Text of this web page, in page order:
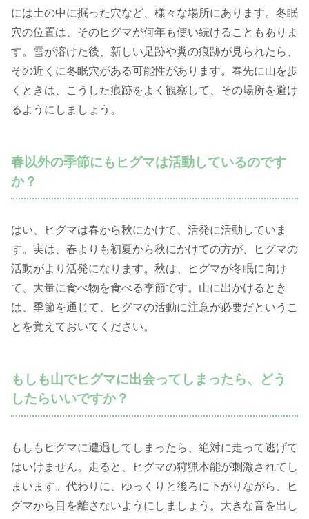
には土の中に掘った穴など、様々な場所にあります。冬眠
穴の位置は、そのヒグマが何年も使い続けることもありま
す。雪が溶けた後、新しい足跡や糞の痕跡が見られたら、
その近くに冬眠穴がある可能性があります。春先に山を歩
くときは、こうした痕跡をよく観察して、その場所を避け
るようにしましょう。
春以外の季節にもヒグマは活動しているのです
か？
はい、ヒグマは春から秋にかけて、活発に活動していま
す。実は、春よりも初夏から秋にかけての方が、ヒグマの
活動がより活発になります。秋は、ヒグマが冬眠に向け
て、大量に食べ物を食べる季節です。山に出かけるとき
は、季節を通じて、ヒグマの活動に注意が必要だというこ
とを覚えておいてください。
もしも山でヒグマに出会ってしまったら、どう
したらいいですか？
もしもヒグマに遭遇してしまったら、絶対に走って逃げて
はいけません。走ると、ヒグマの狩猟本能が刺激されてし
まいます。代わりに、ゆっくりと後ろに下がりながら、ヒ
グマから目を離さないようにしましょう。大きな音を出し